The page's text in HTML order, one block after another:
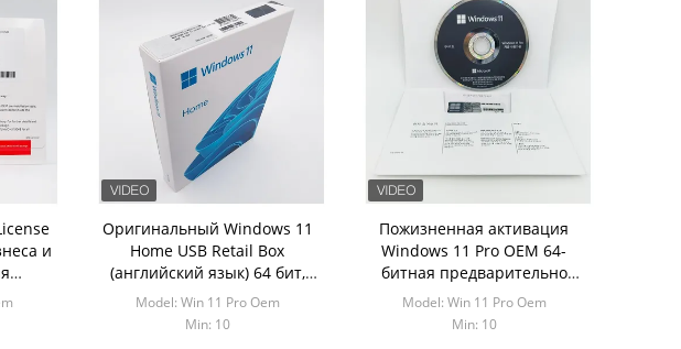
и
Оригинальный Windows 11
Home USB Retail Box
(английский язык) 64 бит,
предварительно
активированный, установка
Model: Win 11 Pro Oem
Min: 10
Пожизненная активация
Windows 11 Pro OEM 64-
битная предварительно
активирована (поддержка
Secure Boot & TPM 2.0)
Model: Win 11 Pro Oem
Min: 10